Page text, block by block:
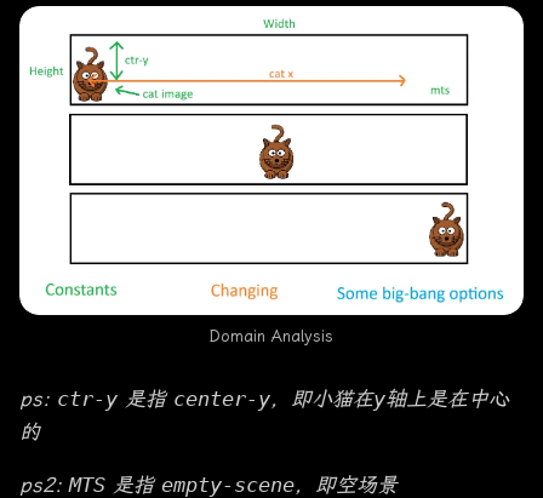
Domain Analysis
ps: ctr-y 是指 center-y，即小猫在y轴上是在中心
的
ps2:MTS 是指 empty-scene，即空场景